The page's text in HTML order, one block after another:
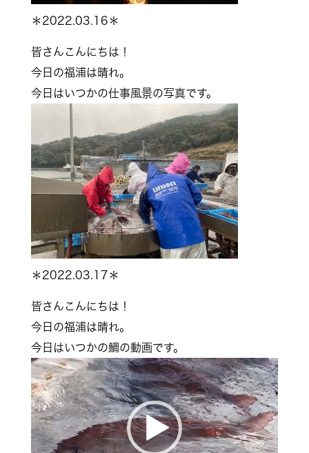
＊2022.03.16＊
皆さんこんにちは！
今日の福浦は晴れ。
今日はいつかの仕事風景の写真です。
＊2022.03.17＊
皆さんこんにちは！
今日の福浦は晴れ。
今日はいつかの鯛の動画です。
動
画
プ
レ
ー